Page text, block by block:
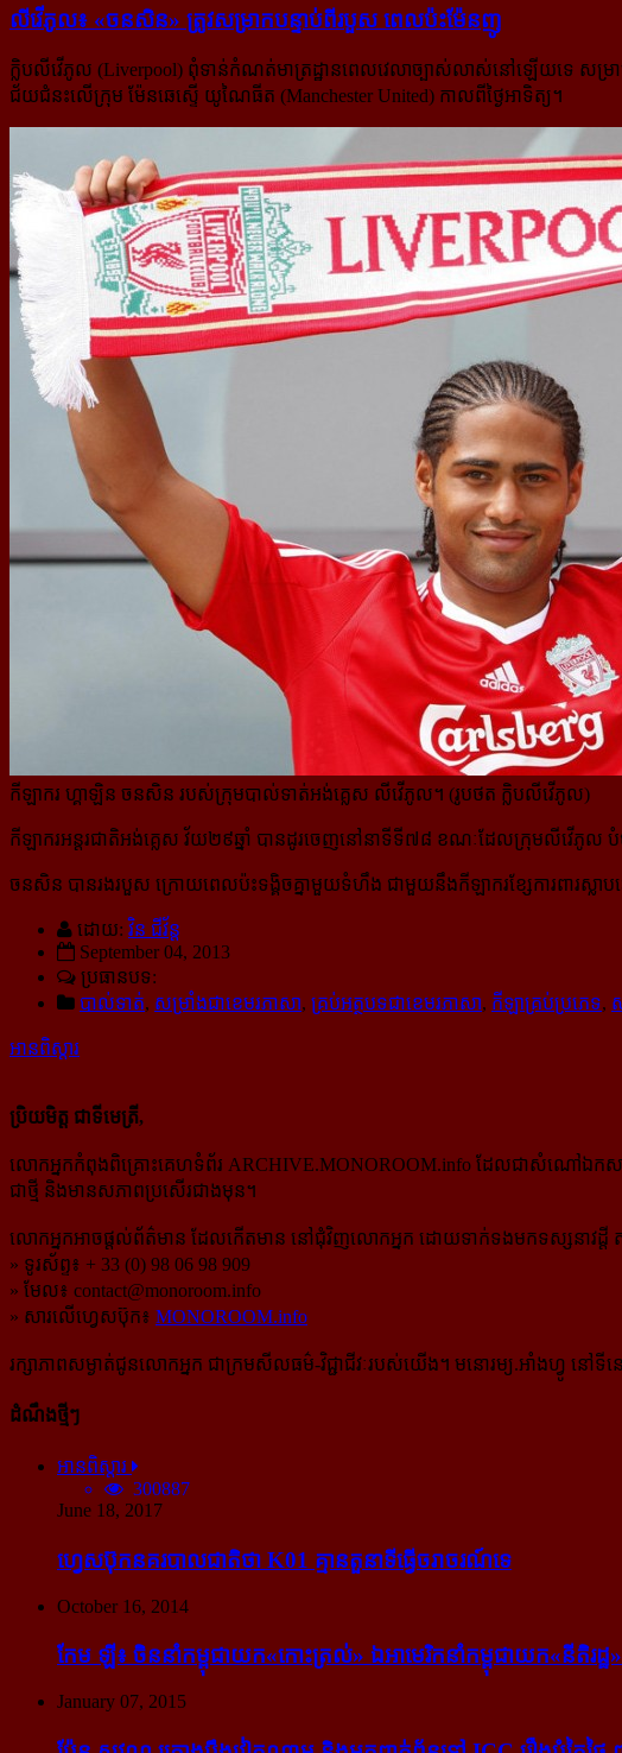
លីវើភូល៖ «ចនសិន» ត្រូវ​សម្រាក​បន្ទាប់​ពី​របួស ពេល​ប៉ះ​ម៉ែនញូ
ក្លិបលីវើភូល (Liverpool) ពុំទាន់កំណត់មាត្រដ្ឋានពេលវេលាច្បាស់លាស់នៅឡើយទេ សម្រា
ជ័យជំនះលើក្រុម ម៉ែនឆេស្ទើ យូណៃធីត (Manchester United) កាលពីថ្ងៃអាទិត្យ។
កីឡាករ ហ្គាឡិន ចនសិន របស់ក្រុមបាល់ទាត់អង់គ្លេស លីវើភូល។ (រូបថត ក្លិបលីវើភូល)
កីឡាករអន្តរជាតិអង់គ្លេស វ័យ២៩ឆ្នាំ បានដូរចេញនៅនាទីទី៧៨ ខណៈដែលក្រុមលីវើភូល
ចនសិន បានរងរបួស ក្រោយពេលប៉ះទង្គិចគ្នាមួយទំហឹង ជាមួយនឹងកីឡាករខ្សែការពារស្លាបឆ្
ដោយ: វិន ជីវ័ន្ត
September 04, 2013
ប្រធានបទ:
បាល់ទាត់, សម្រាំងជាខេមរភាសា, គ្រប់អត្ថបទជាខេមរភាសា, កីឡាគ្រប់ប្រភេទ,
អានពិស្ដារ
ប្រិយមិត្ត ជាទីមេត្រី,
លោកអ្នកកំពុងពិគ្រោះគេហទំព័រ ARCHIVE.MONOROOM.info ដែលជាសំណៅឯកសា
ជាថ្មី និងមានសភាពប្រសើរជាងមុន។
លោកអ្នកអាចផ្ដល់ព័ត៌មាន ដែលកើតមាន នៅជុំវិញលោកអ្នក ដោយទាក់ទងមកទស្សនាវដ្ដី
» ទូរស័ព្ទ៖ + 33 (0) 98 06 98 909
» មែល៖ contact@monoroom.info
» សារលើហ្វេសប៊ុក៖ MONOROOM.info
រក្សាភាពសម្ងាត់ជូនលោកអ្នក ជាក្រមសីលធម៌-​វិជ្ជាជីវៈ​របស់យើង។ មនោរម្យ.អាំងហ្វូ នៅទីន
ដំណឹងថ្មីៗ
អានពិស្ដារ
300887
June 18, 2017
ហ្វេសប៊ុក​នគរបាល​ជាតិ​ថា K01 គ្មាន​តួនាទី​ធ្វើ​ចរាចរណ៍​ទេ
October 16, 2014
កែម ឡី៖ ចិន​នាំ​កម្ពុជា​យក​«កោះ​ត្រល់» ឯ​អាមេរិក​នាំ​កម្ពុជា​យក​«នីតិរដ្ឋ»
January 07, 2015